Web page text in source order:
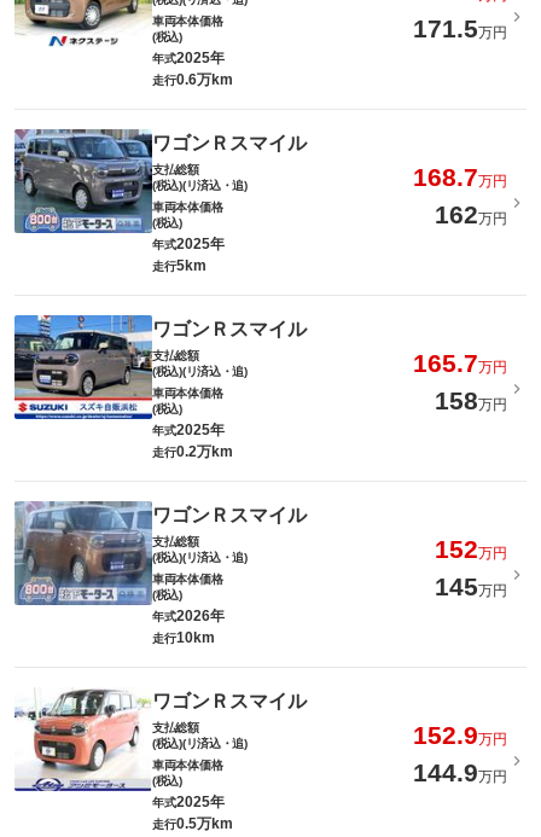
車両本体価格
(税込)
171.5万円
年式2025年
走行0.6万km
ワゴンＲスマイル
支払総額
(税込)(リ済込・追)
168.7万円
車両本体価格
(税込)
162万円
年式2025年
走行5km
ワゴンＲスマイル
支払総額
(税込)(リ済込・追)
165.7万円
車両本体価格
(税込)
158万円
年式2025年
走行0.2万km
ワゴンＲスマイル
支払総額
(税込)(リ済込・追)
152万円
車両本体価格
(税込)
145万円
年式2026年
走行10km
ワゴンＲスマイル
支払総額
(税込)(リ済込・追)
152.9万円
車両本体価格
(税込)
144.9万円
年式2025年
走行0.5万km